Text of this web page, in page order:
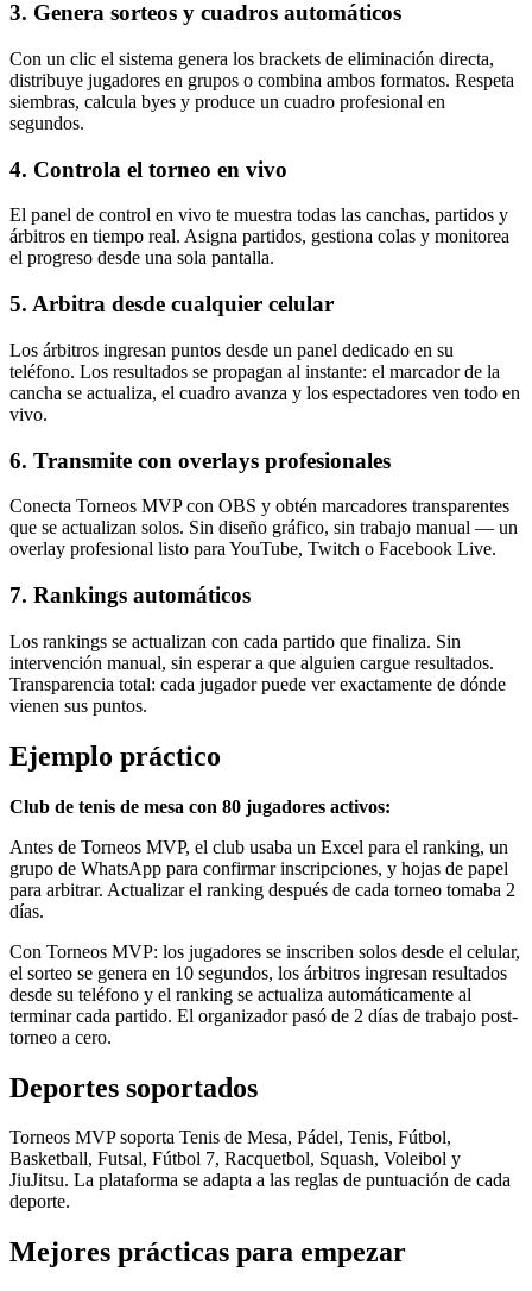
3. Genera sorteos y cuadros automáticos
Con un clic el sistema genera los brackets de eliminación directa,
distribuye jugadores en grupos o combina ambos formatos. Respeta
siembras, calcula byes y produce un cuadro profesional en
segundos.
4. Controla el torneo en vivo
El panel de control en vivo te muestra todas las canchas, partidos y
árbitros en tiempo real. Asigna partidos, gestiona colas y monitorea
el progreso desde una sola pantalla.
5. Arbitra desde cualquier celular
Los árbitros ingresan puntos desde un panel dedicado en su
teléfono. Los resultados se propagan al instante: el marcador de la
cancha se actualiza, el cuadro avanza y los espectadores ven todo en
vivo.
6. Transmite con overlays profesionales
Conecta Torneos MVP con OBS y obtén marcadores transparentes
que se actualizan solos. Sin diseño gráfico, sin trabajo manual — un
overlay profesional listo para YouTube, Twitch o Facebook Live.
7. Rankings automáticos
Los rankings se actualizan con cada partido que finaliza. Sin
intervención manual, sin esperar a que alguien cargue resultados.
Transparencia total: cada jugador puede ver exactamente de dónde
vienen sus puntos.
Ejemplo práctico
Club de tenis de mesa con 80 jugadores activos:
Antes de Torneos MVP, el club usaba un Excel para el ranking, un
grupo de WhatsApp para confirmar inscripciones, y hojas de papel
para arbitrar. Actualizar el ranking después de cada torneo tomaba 2
días.
Con Torneos MVP: los jugadores se inscriben solos desde el celular,
el sorteo se genera en 10 segundos, los árbitros ingresan resultados
desde su teléfono y el ranking se actualiza automáticamente al
terminar cada partido. El organizador pasó de 2 días de trabajo post-
torneo a cero.
Deportes soportados
Torneos MVP soporta Tenis de Mesa, Pádel, Tenis, Fútbol,
Basketball, Futsal, Fútbol 7, Racquetbol, Squash, Voleibol y
JiuJitsu. La plataforma se adapta a las reglas de puntuación de cada
deporte.
Mejores prácticas para empezar